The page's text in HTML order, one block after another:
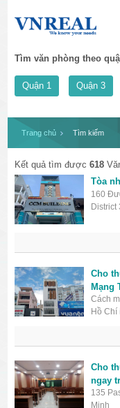
Tìm văn phòng theo
Quận 1 Quận 3
Trang chủ Tìm kiếm
Kết quả tìm được618
Tòa
160
District
Cho
Mạng
Cách
Hồ Chí
Cho
ngay
135
Minh